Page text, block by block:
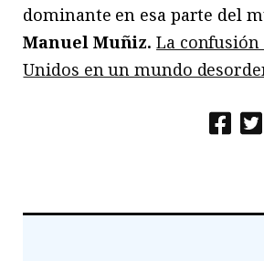
dominante en esa parte del
Manuel Muñiz.La confusión
Unidos en un mundo